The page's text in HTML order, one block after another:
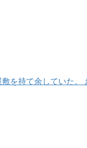
を持て余していた